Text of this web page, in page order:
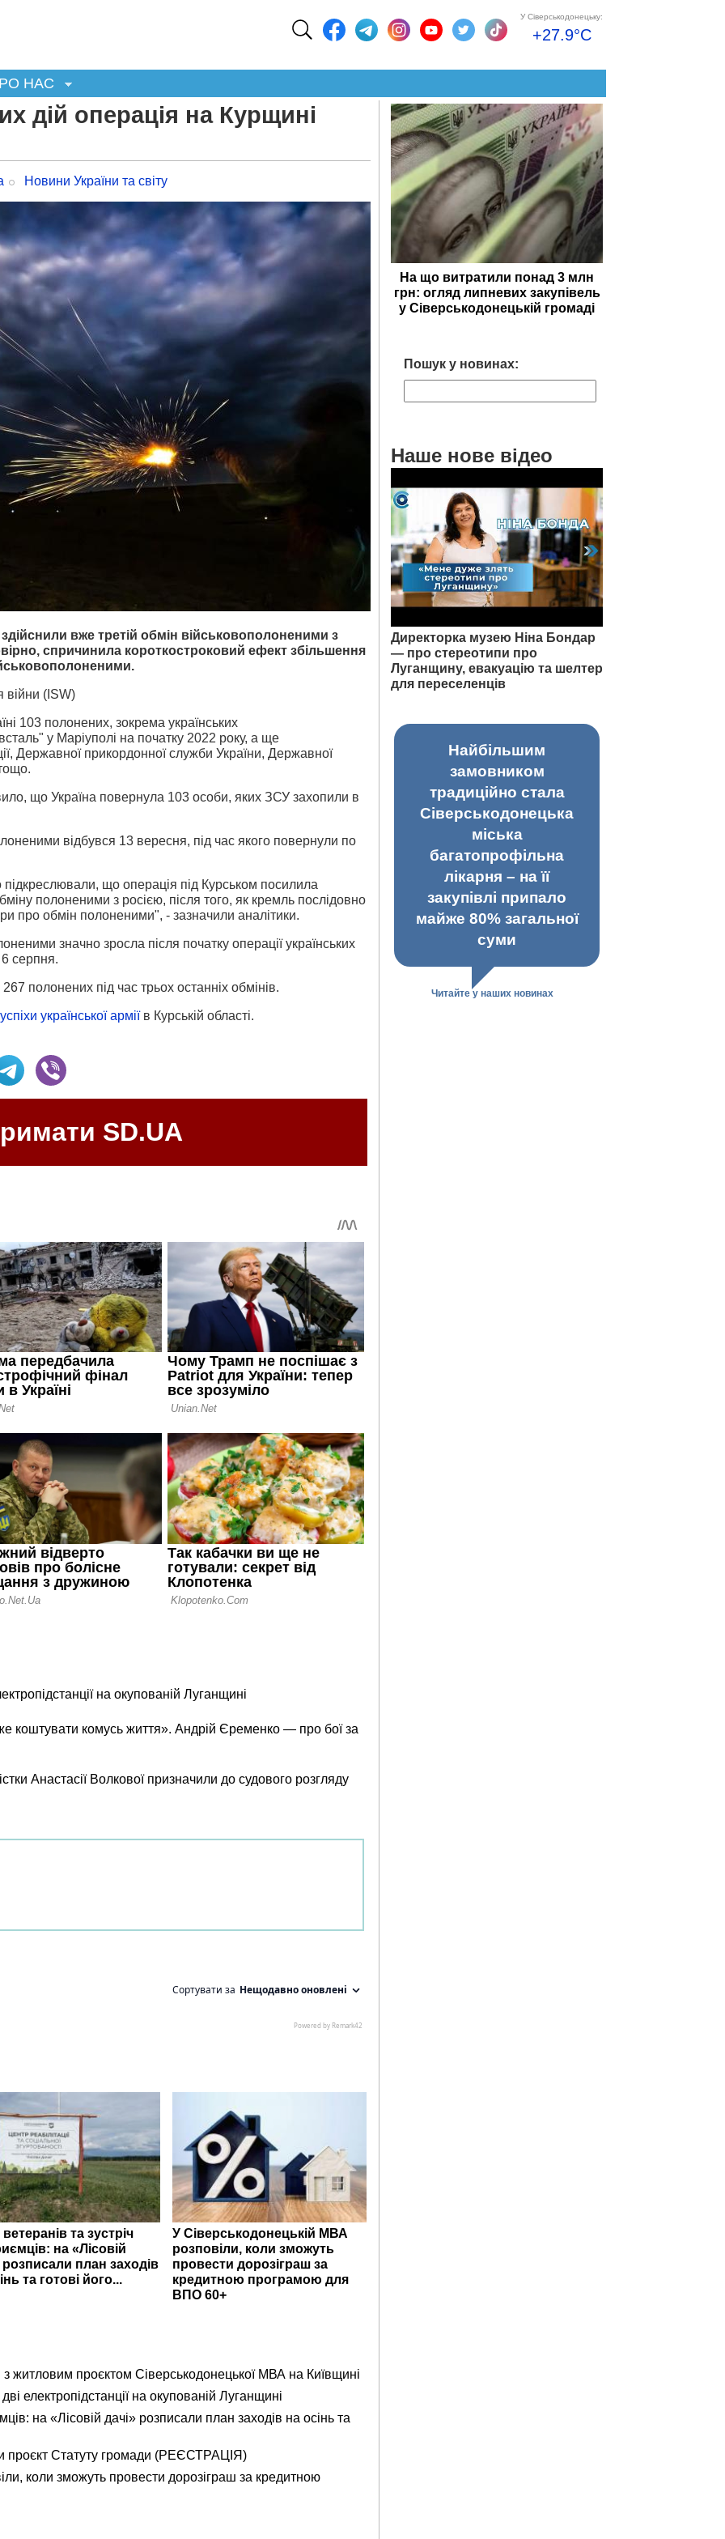
У Сіверськодонецьку:
+27.9°C
НАС
дій операція на Курщині
Новини України та світу
вже третій обмін військовополоненими з
спричинила короткостроковий ефект збільшення
війни (ISW)
103 полонених, зокрема українських
у Маріуполі на початку 2022 року, а ще
Державної прикордонної служби України, Державної
що Україна повернула 103 особи, яких ЗСУ захопили в
відбувся 13 вересня, під час якого повернули по
підкреслювали, що операція під Курськом посилила
полоненими з росією, після того, як кремль послідовно
про обмін полоненими", - зазначили аналітики.
значно зросла після початку операції українських
серпня.
полонених під час трьох останніх обмінів.
української арміїв Курській області.
SD.UA
на окупованій Луганщині
коштувати комусь життя». Андрій Єременко — про бої за
Анастасії Волкової призначили до судового розгляду
ветеранів та зустріч
на «Лісовій
розписали план заходів
та готові його...
У Сіверськодонецькій МВА
розповіли, коли зможуть
провести дорозіграш за
кредитною програмою для
ВПО 60+
житловим проєктом Сіверськодонецької МВА на Київщині
електропідстанції на окупованій Луганщині
на «Лісовій дачі» розписали план заходів на осінь та
проєкт Статуту громади (РЕЄСТРАЦІЯ)
коли зможуть провести дорозіграш за кредитною
На що витратили понад 3 млн
грн: огляд липневих закупівель
у Сіверськодонецькій громаді
Пошук у новинах:
Наше нове відео
Директорка музею Ніна Бондар
— про стереотипи про
Луганщину, евакуацію та шелтер
для переселенців
Найбільшим
замовником
традиційно стала
Сіверськодонецька
міська
багатопрофільна
лікарня – на її
закупівлі припало
майже 80% загальної
суми
Читайте у наших новинах